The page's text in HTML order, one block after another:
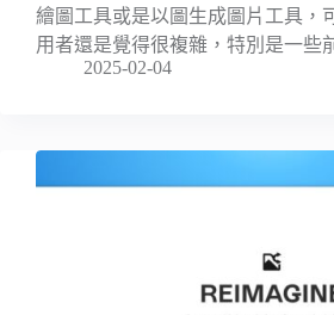
繪圖工具或是以圖生成圖片工具，
用者還是覺得很複雜，特別是一些
2025-02-04